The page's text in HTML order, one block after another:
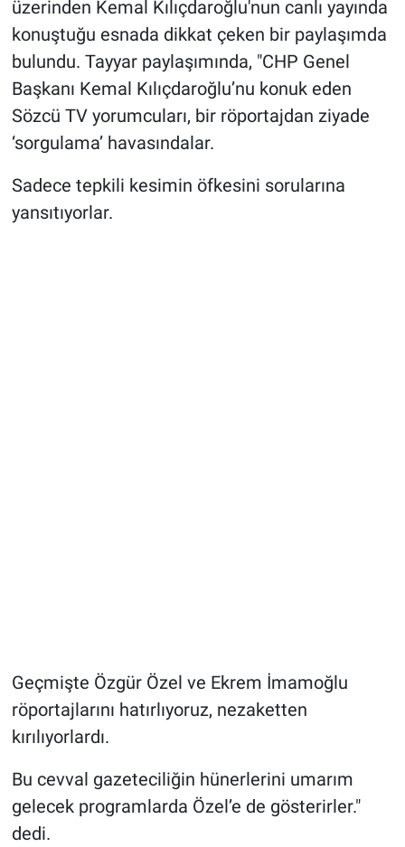
üzerinden Kemal Kılıçdaroğlu'nun canlı yayında
konuştuğu esnada dikkat çeken bir paylaşımda
bulundu. Tayyar paylaşımında, "CHP Genel
Başkanı Kemal Kılıçdaroğlu’nu konuk eden
Sözcü TV yorumcuları, bir röportajdan ziyade
‘sorgulama’ havasındalar.
Sadece tepkili kesimin öfkesini sorularına
yansıtıyorlar.
Geçmişte Özgür Özel ve Ekrem İmamoğlu
röportajlarını hatırlıyoruz, nezaketten
kırılıyorlardı.
Bu cevval gazeteciliğin hünerlerini umarım
gelecek programlarda Özel’e de gösterirler."
dedi.